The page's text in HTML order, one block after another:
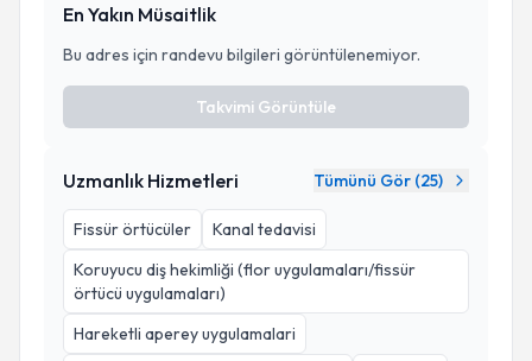
En Yakın Müsaitlik
Bu adres için randevu bilgileri görüntülenemiyor.
Takvimi Görüntüle
Uzmanlık Hizmetleri Tümünü Gör (25)
Fissür örtücüler
Kanal tedavisi
Koruyucu diş hekimliği (flor uygulamaları/fissür
örtücü uygulamaları)
Hareketli aperey uygulamalari